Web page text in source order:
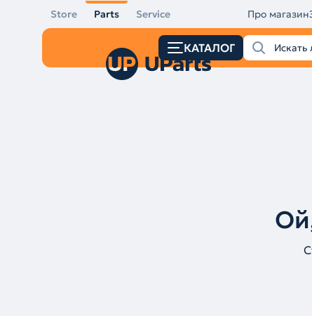
Store Parts Service Про магазин
КАТАЛОГ